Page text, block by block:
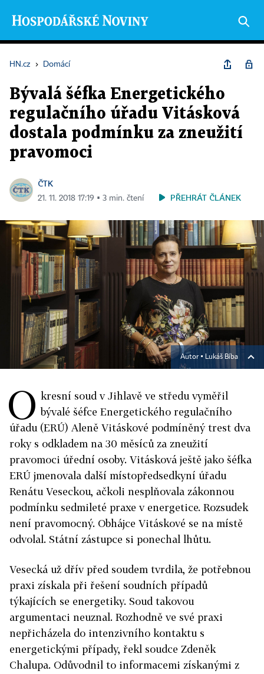
HN.cz › Domácí
Bývalá šéfka Energetického
regulačního úřadu Vitásková
dostala podmínku za zneužití
pravomoci
ČTK
21. 11. 2018 17:19 ▪ 3 min. čtení PŘEHRÁT ČLÁNEK
Autor ▪ Lukáš Bíba
O kresní soud v Jihlavě ve středu vyměřil
bývalé šéfce Energetického regulačního
úřadu (ERÚ) Aleně Vitáskové podmíněný trest dva
roky s odkladem na 30 měsíců za zneužití
pravomoci úřední osoby. Vitásková ještě jako šéfka
ERÚ jmenovala další místopředsedkyní úřadu
Renátu Veseckou, ačkoli nesplňovala zákonnou
podmínku sedmileté praxe v energetice. Rozsudek
není pravomocný. Obhájce Vitáskové se na místě
odvolal. Státní zástupce si ponechal lhůtu.
Vesecká už dřív před soudem tvrdila, že potřebnou
praxi získala při řešení soudních případů
týkajících se energetiky. Soud takovou
argumentaci neuznal. Rozhodně ve své praxi
nepřicházela do intenzivního kontaktu s
energetickými případy, řekl soudce Zdeněk
Chalupa. Odůvodnil to informacemi získanými z